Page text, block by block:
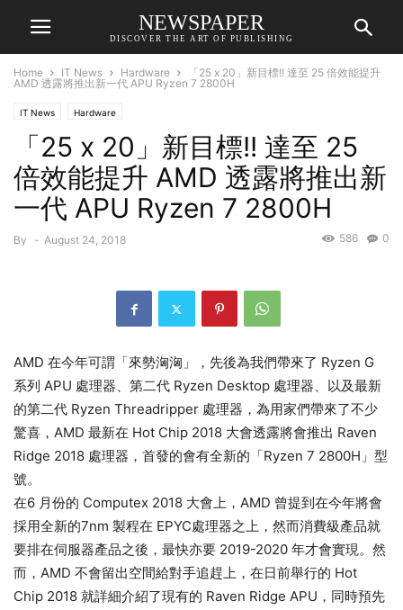
NEWSPAPER
DISCOVER THE ART OF PUBLISHING
Home IT News Hardware
「25 x 20」新目標!! 達至 25 倍效能提升
AMD 透露將推出新一代 APU Ryzen 7 2800H
IT News Hardware
「25 x 20」新目標!! 達至 25
倍效能提升 AMD 透露將推出新
一代 APU Ryzen 7 2800H
By - August 24, 2018 0
586
AMD 在今年可謂「來勢洶洶」，先後為我們帶來了 Ryzen G
系列 APU 處理器、第二代 Ryzen Desktop 處理器、以及最新
的第二代 Ryzen Threadripper 處理器，為用家們帶來了不少
驚喜，AMD 最新在 Hot Chip 2018 大會透露將會推出 Raven
Ridge 2018 處理器，首發的會有全新的「Ryzen 7 2800H」型
號。
在6 月份的 Computex 2018 大會上，AMD 曾提到在今年將會
採用全新的7nm 製程在 EPYC處理器之上，然而消費級產品就
要排在伺服器產品之後，最快亦要 2019-2020 年才會實現。然
而，AMD 不會留出空間給對手追趕上，在日前舉行的 Hot
Chip 2018 就詳細介紹了現有的 Raven Ridge APU，同時預先